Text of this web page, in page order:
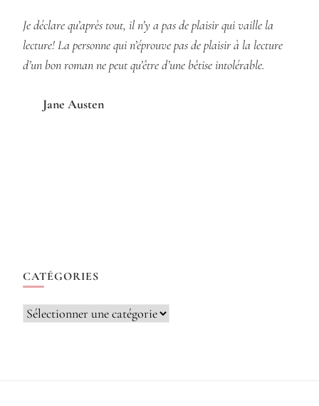
Je déclare qu’après tout, il n’y a pas de plaisir qui vaille la
lecture! La personne qui n’éprouve pas de plaisir à la lecture
d’un bon roman ne peut qu’être d’une bêtise intolérable.
Jane Austen
CATÉGORIES
Catégories